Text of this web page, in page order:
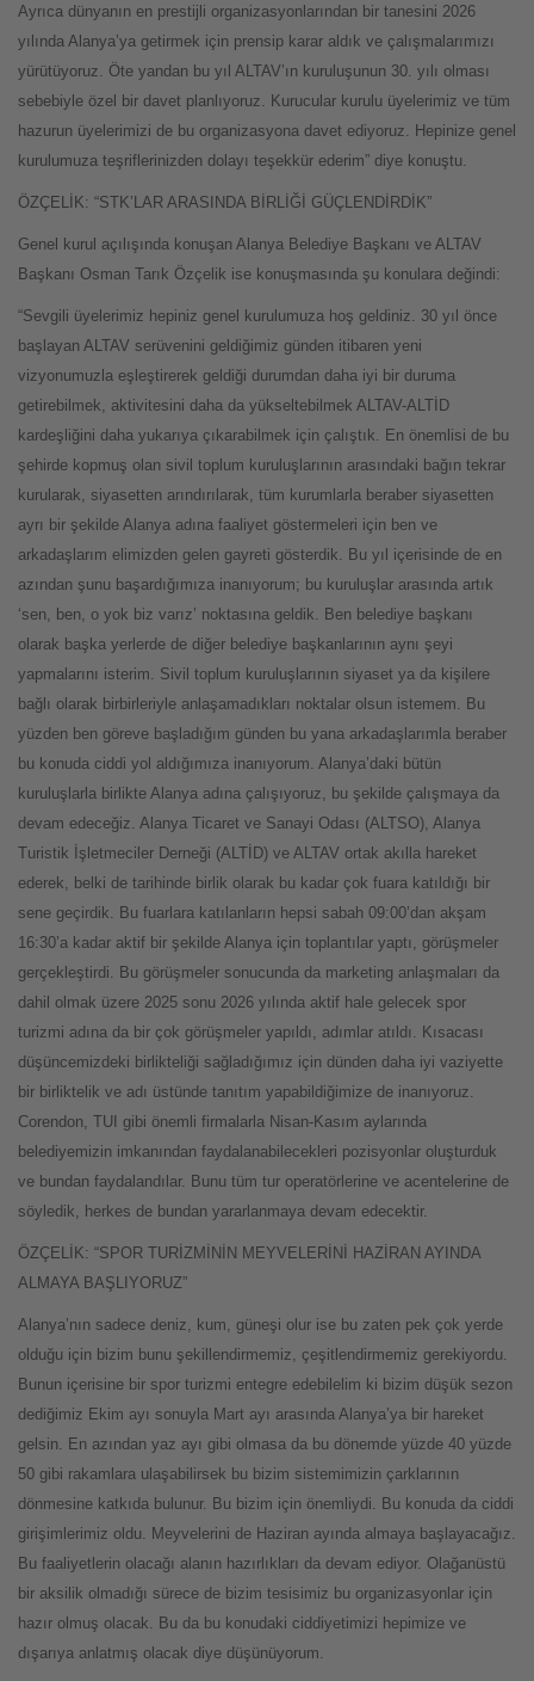
Ayrıca dünyanın en prestijli organizasyonlarından bir tanesini 2026
yılında Alanya’ya getirmek için prensip karar aldık ve çalışmalarımızı
yürütüyoruz. Öte yandan bu yıl ALTAV’ın kuruluşunun 30. yılı olması
sebebiyle özel bir davet planlıyoruz. Kurucular kurulu üyelerimiz ve tüm
hazurun üyelerimizi de bu organizasyona davet ediyoruz. Hepinize genel
kurulumuza teşriflerinizden dolayı teşekkür ederim” diye konuştu.
ÖZÇELİK: “STK’LAR ARASINDA BİRLİĞİ GÜÇLENDİRDİK”
Genel kurul açılışında konuşan Alanya Belediye Başkanı ve ALTAV
Başkanı Osman Tarık Özçelik ise konuşmasında şu konulara değindi:
“Sevgili üyelerimiz hepiniz genel kurulumuza hoş geldiniz. 30 yıl önce
başlayan ALTAV serüvenini geldiğimiz günden itibaren yeni
vizyonumuzla eşleştirerek geldiği durumdan daha iyi bir duruma
getirebilmek, aktivitesini daha da yükseltebilmek ALTAV-ALTİD
kardeşliğini daha yukarıya çıkarabilmek için çalıştık. En önemlisi de bu
şehirde kopmuş olan sivil toplum kuruluşlarının arasındaki bağın tekrar
kurularak, siyasetten arındırılarak, tüm kurumlarla beraber siyasetten
ayrı bir şekilde Alanya adına faaliyet göstermeleri için ben ve
arkadaşlarım elimizden gelen gayreti gösterdik. Bu yıl içerisinde de en
azından şunu başardığımıza inanıyorum; bu kuruluşlar arasında artık
‘sen, ben, o yok biz varız’ noktasına geldik. Ben belediye başkanı
olarak başka yerlerde de diğer belediye başkanlarının aynı şeyi
yapmalarını isterim. Sivil toplum kuruluşlarının siyaset ya da kişilere
bağlı olarak birbirleriyle anlaşamadıkları noktalar olsun istemem. Bu
yüzden ben göreve başladığım günden bu yana arkadaşlarımla beraber
bu konuda ciddi yol aldığımıza inanıyorum. Alanya’daki bütün
kuruluşlarla birlikte Alanya adına çalışıyoruz, bu şekilde çalışmaya da
devam edeceğiz. Alanya Ticaret ve Sanayi Odası (ALTSO), Alanya
Turistik İşletmeciler Derneği (ALTİD) ve ALTAV ortak akılla hareket
ederek, belki de tarihinde birlik olarak bu kadar çok fuara katıldığı bir
sene geçirdik. Bu fuarlara katılanların hepsi sabah 09:00’dan akşam
16:30’a kadar aktif bir şekilde Alanya için toplantılar yaptı, görüşmeler
gerçekleştirdi. Bu görüşmeler sonucunda da marketing anlaşmaları da
dahil olmak üzere 2025 sonu 2026 yılında aktif hale gelecek spor
turizmi adına da bir çok görüşmeler yapıldı, adımlar atıldı. Kısacası
düşüncemizdeki birlikteliği sağladığımız için dünden daha iyi vaziyette
bir birliktelik ve adı üstünde tanıtım yapabildiğimize de inanıyoruz.
Corendon, TUI gibi önemli firmalarla Nisan-Kasım aylarında
belediyemizin imkanından faydalanabilecekleri pozisyonlar oluşturduk
ve bundan faydalandılar. Bunu tüm tur operatörlerine ve acentelerine de
söyledik, herkes de bundan yararlanmaya devam edecektir.
ÖZÇELİK: “SPOR TURİZMİNİN MEYVELERİNİ HAZİRAN AYINDA
ALMAYA BAŞLIYORUZ”
Alanya’nın sadece deniz, kum, güneşi olur ise bu zaten pek çok yerde
olduğu için bizim bunu şekillendirmemiz, çeşitlendirmemiz gerekiyordu.
Bunun içerisine bir spor turizmi entegre edebilelim ki bizim düşük sezon
dediğimiz Ekim ayı sonuyla Mart ayı arasında Alanya’ya bir hareket
gelsin. En azından yaz ayı gibi olmasa da bu dönemde yüzde 40 yüzde
50 gibi rakamlara ulaşabilirsek bu bizim sistemimizin çarklarının
dönmesine katkıda bulunur. Bu bizim için önemliydi. Bu konuda da ciddi
girişimlerimiz oldu. Meyvelerini de Haziran ayında almaya başlayacağız.
Bu faaliyetlerin olacağı alanın hazırlıkları da devam ediyor. Olağanüstü
bir aksilik olmadığı sürece de bizim tesisimiz bu organizasyonlar için
hazır olmuş olacak. Bu da bu konudaki ciddiyetimizi hepimize ve
dışarıya anlatmış olacak diye düşünüyorum.